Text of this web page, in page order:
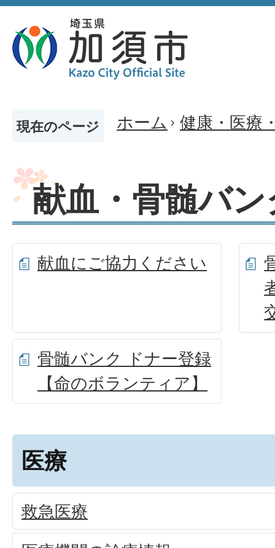
現在のページ ホーム 健康・医療
献血・骨髄バン
献血にご協力ください
骨髄バンク ドナー登録
【命のボランティア】
医療
救急医療